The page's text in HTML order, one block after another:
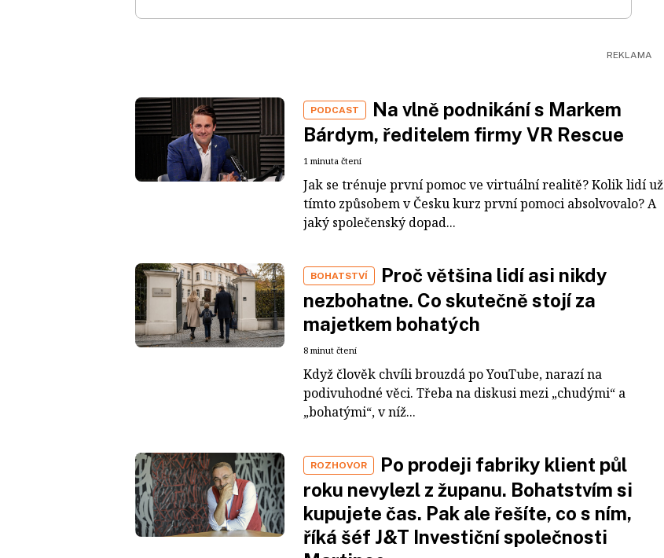
PODCAST
Na vlně podnikání s Markem
Bárdym, ředitelem firmy VR Rescue
1 minuta čtení
Jak se trénuje první pomoc ve virtuální realitě? Kolik lidí už
tímto způsobem v Česku kurz první pomoci absolvovalo? A
jaký společenský dopad...
BOHATSTVÍ
Proč většina lidí asi nikdy
nezbohatne. Co skutečně stojí za
majetkem bohatých
8 minut čtení
Když člověk chvíli brouzdá po YouTube, narazí na
podivuhodné věci. Třeba na diskusi mezi „chudými“ a
„bohatými“, v níž...
ROZHOVOR
Po prodeji fabriky klient půl
roku nevylezl z županu. Bohatstvím si
kupujete čas. Pak ale řešíte, co s ním,
říká šéf J&T Investiční společnosti